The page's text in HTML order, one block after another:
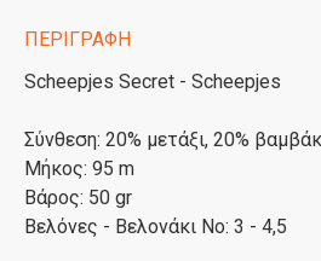
ΠΕΡΙΓΡΑΦΉ
Scheepjes Secret - Scheepjes
Σύνθεση: 20% μετάξι, 20%
Μήκος: 95 m
Βάρος: 50 gr
Βελόνες - Βελονάκι Νο: 3 - 4,5